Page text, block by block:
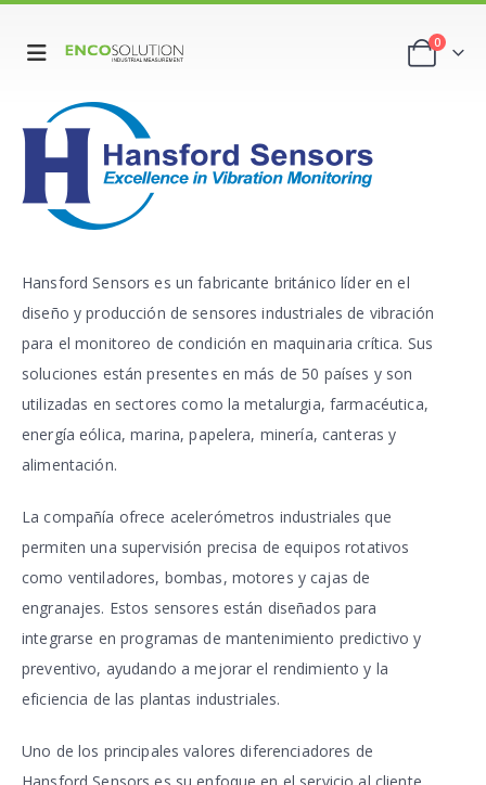
0
Hansford Sensors es un fabricante británico líder en el
diseño y producción de sensores industriales de vibración
para el monitoreo de condición en maquinaria crítica. Sus
soluciones están presentes en más de 50 países y son
utilizadas en sectores como la metalurgia, farmacéutica,
energía eólica, marina, papelera, minería, canteras y
alimentación.
La compañía ofrece acelerómetros industriales que
permiten una supervisión precisa de equipos rotativos
como ventiladores, bombas, motores y cajas de
engranajes. Estos sensores están diseñados para
integrarse en programas de mantenimiento predictivo y
preventivo, ayudando a mejorar el rendimiento y la
eficiencia de las plantas industriales.
Uno de los principales valores diferenciadores de